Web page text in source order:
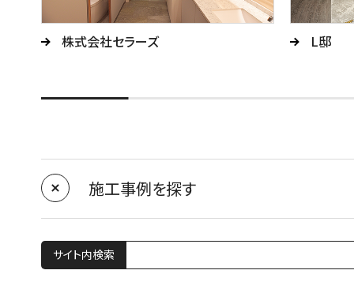
株式会社セラーズ L邸
施工事例を探す
サイト内検索